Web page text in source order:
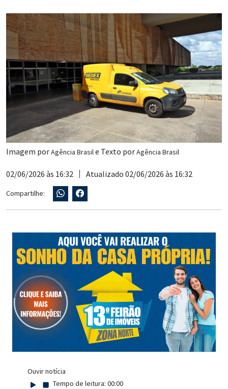
Imagem porAgência Brasile Texto porAgência Brasil
02/06/2026 às 16:32 Atualizado 02/06/2026 às 16:32
Compartilhe:
Ouvir notícia
Tempo de leitura: 00:00